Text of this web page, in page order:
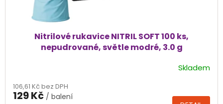
Nitrilové rukavice NITRIL SOFT 100 ks,
nepudrované, světle modré, 3.0 g
produktu
je
Skladem
106,61 Kč bez DPH
129 Kč / balení